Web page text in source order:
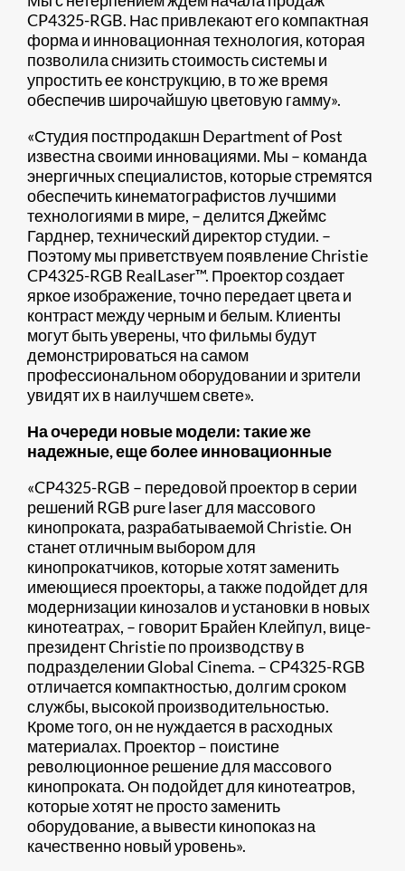
CP4325-RGB. Нас привлекают его компактная
форма и инновационная технология, которая
позволила снизить стоимость системы и
упростить ее конструкцию, в то же время
обеспечив широчайшую цветовую гамму».
«Студия постпродакшн Department of Post
известна своими инновациями. Мы – команда
энергичных специалистов, которые стремятся
обеспечить кинематографистов лучшими
технологиями в мире, – делится Джеймс
Гарднер, технический директор студии. –
Поэтому мы приветствуем появление Christie
CP4325-RGB RealLaser™. Проектор создает
яркое изображение, точно передает цвета и
контраст между черным и белым. Клиенты
могут быть уверены, что фильмы будут
демонстрироваться на самом
профессиональном оборудовании и зрители
увидят их в наилучшем свете».
На очереди новые модели: такие же
надежные, еще более инновационные
«CP4325-RGB – передовой проектор в серии
решений RGB pure laser для массового
кинопроката, разрабатываемой Christie. Он
станет отличным выбором для
кинопрокатчиков, которые хотят заменить
имеющиеся проекторы, а также подойдет для
модернизации кинозалов и установки в новых
кинотеатрах, – говорит Брайен Клейпул, вице-
президент Christie по производству в
подразделении Global Cinema. – CP4325-RGB
отличается компактностью, долгим сроком
службы, высокой производительностью.
Кроме того, он не нуждается в расходных
материалах. Проектор – поистине
революционное решение для массового
кинопроката. Он подойдет для кинотеатров,
которые хотят не просто заменить
оборудование, а вывести кинопоказ на
качественно новый уровень».